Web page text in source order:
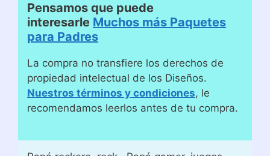
Pensamos que puede
interesarle Muchos más Paquetes
para Padres
La compra no transfiere los derechos de
propiedad intelectual de los Diseños.
Nuestros términos y condiciones, le
recomendamos leerlos antes de tu compra.